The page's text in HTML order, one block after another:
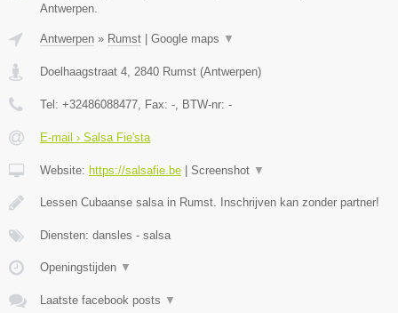
Antwerpen.
Antwerpen » Rumst Google maps ▼
Doelhaagstraat 4 2840 Rumst (Antwerpen)
Tel: +32486088477 , Fax: - , BTW-nr: -
E-mail › Salsa Fie'sta
Website: https://salsafie.be Screenshot ▼
Lessen Cubaanse salsa in Rumst. Inschrijven kan zonder partner!
Diensten: dansles - salsa
Openingstijden ▼
Laatste facebook posts ▼